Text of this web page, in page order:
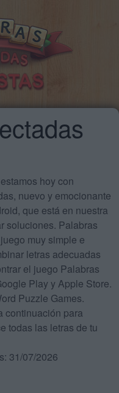
hoy con
nuevo y emocionante
que está en nuestra
soluciones. Palabras
muy simple e
letras adecuadas
el juego Palabras
Play y Apple Store.
Puzzle Games.
continuación para
todas las letras de tu
31/07/2026